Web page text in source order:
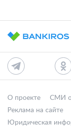
О проекте СМИ о
Реклама на сайте
Юридическая